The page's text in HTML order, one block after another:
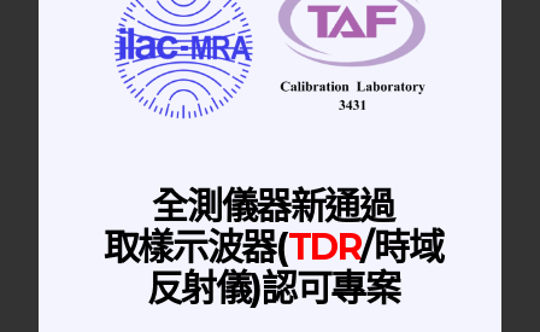
北部：桃園市中壢區三民路一段145號
中南部：710台南市永康區鹽行路239之9號
儀器校正、儀器校驗
手動隔離箱
如需要儀校委託、技術諮詢、訊號隔離箱
請諮詢客服信箱:eservice@alltestek.com或撥打
03-4020322將有專人為您服務
全測儀器新通過
取樣示波器(TDR/時域
反射儀)認可專案